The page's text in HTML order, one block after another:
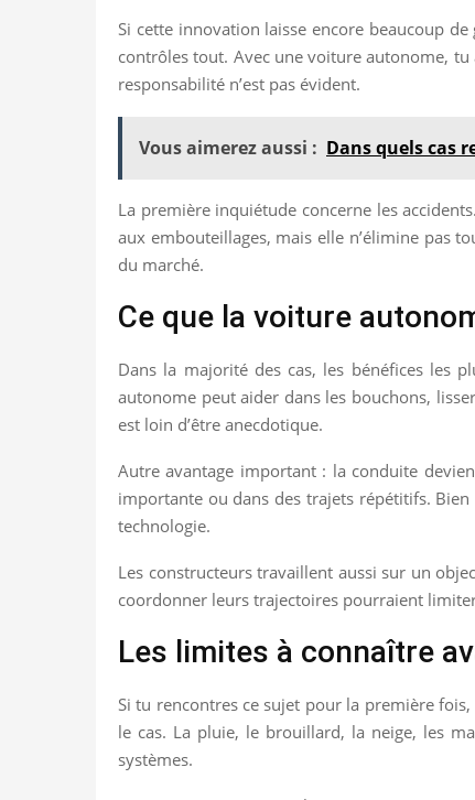
Si cette innovation laisse encore beaucoup
contrôles tout. Avec une voiture autonome, tu
responsabilité n’est pas évident.
Vous aimerez aussi : Dans quels cas
La première inquiétude concerne les
aux embouteillages, mais elle n’élimine pas
du marché.
Ce que la voiture
Dans la majorité des cas, les bénéfices les
autonome peut aider dans les bouchons,
est loin d’être anecdotique.
Autre avantage important : la conduite
importante ou dans des trajets répétitifs.
technologie.
Les constructeurs travaillent aussi sur un
coordonner leurs trajectoires pourraient
Les limites à connaître
Si tu rencontres ce sujet pour la première
le cas. La pluie, le brouillard, la neige, les
systèmes.